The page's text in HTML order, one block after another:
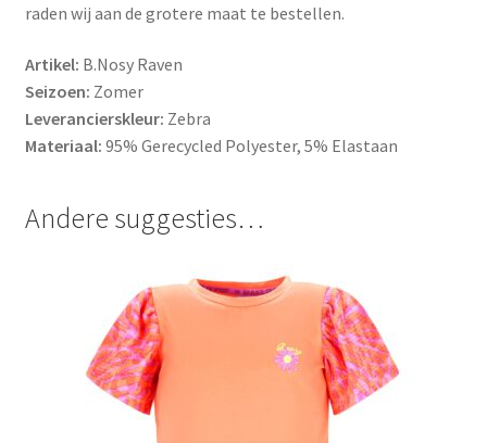
raden wij aan de grotere maat te bestellen.
Artikel: B.Nosy Raven
Seizoen: Zomer
Leverancierskleur: Zebra
Materiaal: 95% Gerecycled Polyester, 5% Elastaan
Andere suggesties…